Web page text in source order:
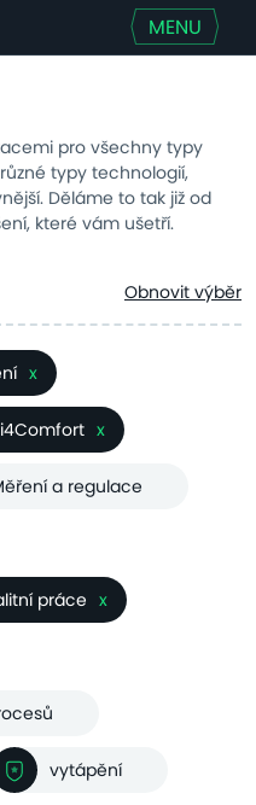
MENU
pro všechny typy
typy technologií,
Děláme to tak již od
které vám ušetří.
Obnovit výběr
x
i4Comfort x
a regulace
práce x
vytápění